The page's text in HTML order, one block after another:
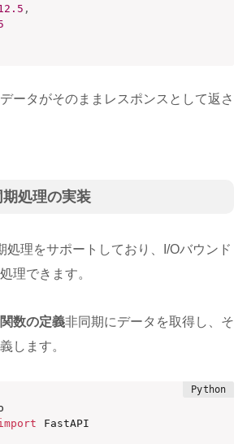
,
ータがそのままレスポンスとして返さ
処理の実装
処理をサポートしており、I/Oバウンド
理できます。
数の定義非同期にデータを取得し、そ
します。
FastAPI